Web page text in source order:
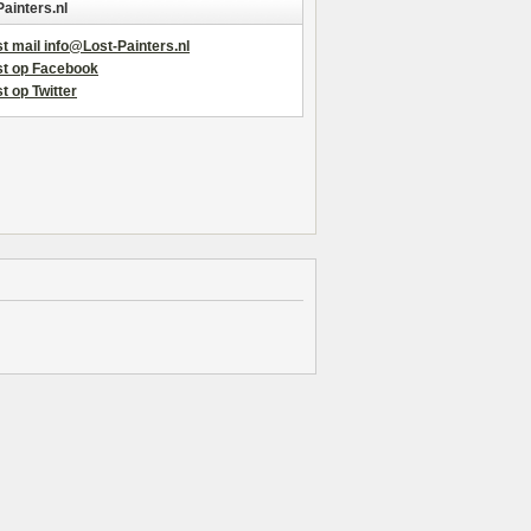
mail info@Lost-Painters.nl
op Facebook
op Twitter